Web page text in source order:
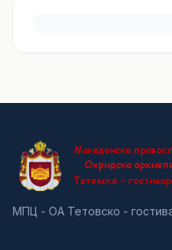
МПЦ - ОА Тетовско -